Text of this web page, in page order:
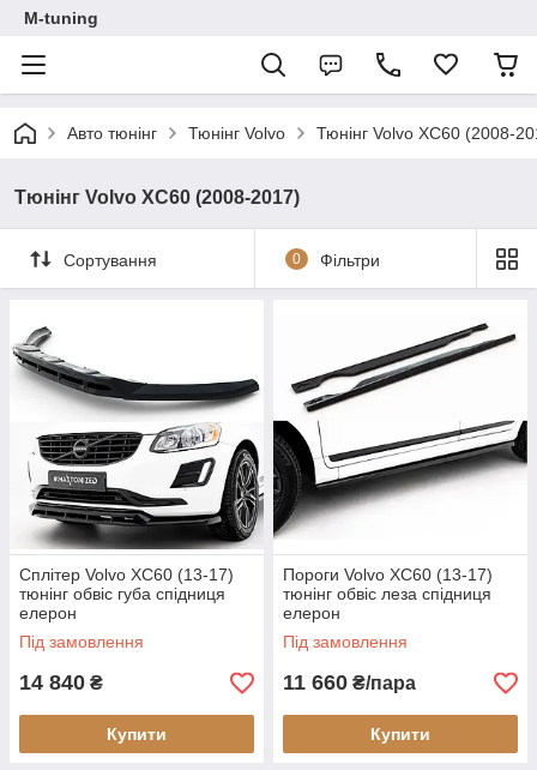
M-tuning
Авто тюнінг Тюнінг Volvo Тюнінг Volvo XC60 (2008-
Тюнінг Volvo XC60 (2008-2017)
Сортування 0 Фільтри
Сплітер Volvo XC60 (13-17)
тюнінг обвіс губа спідниця
елерон
Під замовлення
14 840 ₴
Купити
Пороги Volvo XC60 (13-17)
тюнінг обвіс леза спідниця
елерон
Під замовлення
11 660 ₴/пара
Купити